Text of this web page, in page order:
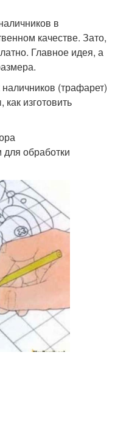
в
качестве. Зато,
Главное идея, а
(трафарет)
изготовить
обработки